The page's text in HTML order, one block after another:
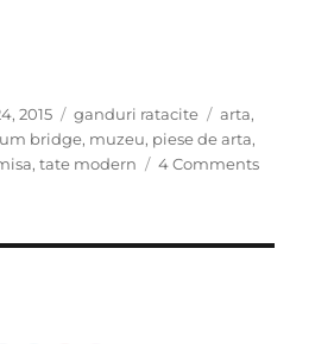
2015 Categories
ganduri ratacite Tags
arta,
bridge, muzeu, piese de arta,
,tate modern 4 Commentson